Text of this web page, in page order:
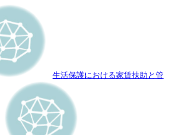
生活保護における家賃扶助と管